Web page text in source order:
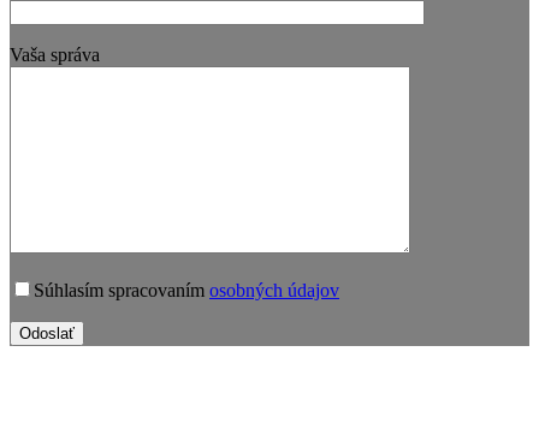
Vaša správa
Súhlasím spracovaním osobných údajov